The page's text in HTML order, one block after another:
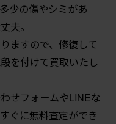
少の傷やシミがあ
夫。
ますので、修復して
を付けて買取いたし
せフォームやLINEな
ぐに無料査定ができ